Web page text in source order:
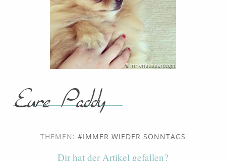
THEMEN: IMMER WIEDER SONNTAGS
Dir hat der Artikel gefallen?